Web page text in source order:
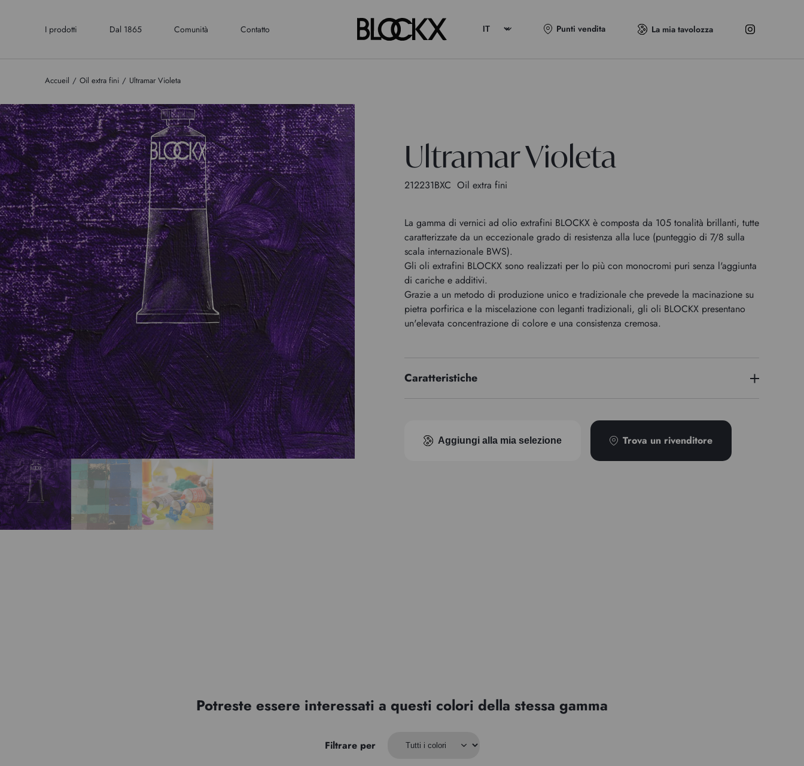
I prodotti Dal 1865 Comunità Contatto Punti vendita La mia tavolozza
Accueil Oil extra fini Ultramar Violeta
Ultramar Violeta
212231BXC Oil extra fini
La gamma di vernici ad olio extrafini BLOCKX è composta da 105 tonalità brillanti, tutte
caratterizzate da un eccezionale grado di resistenza alla luce (punteggio di 7/8 sulla
scala internazionale BWS).
Gli oli extrafini BLOCKX sono realizzati per lo più con monocromi puri senza l'aggiunta
di cariche e additivi.
Grazie a un metodo di produzione unico e tradizionale che prevede la macinazione su
pietra porfirica e la miscelazione con leganti tradizionali, gli oli BLOCKX presentano
un'elevata concentrazione di colore e una consistenza cremosa.
Caratteristiche
Indice di pigmento
PV15
Trasparente
Aggiungi alla mia selezione Trova un rivenditore
Potreste essere interessati a questi colori della stessa gamma
Filtrare per